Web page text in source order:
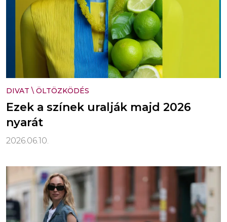
DIVAT \ ÖLTÖZKÖDÉS
Ezek a színek uralják majd 2026
nyarát
2026.06.10.